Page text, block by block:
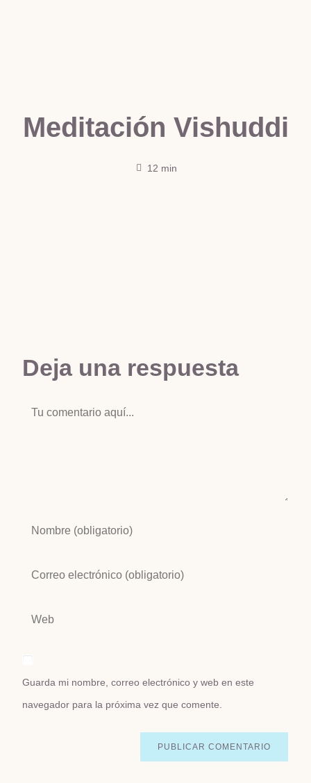
Meditación Vishuddi
12 min
Deja una respuesta
Guarda mi nombre, correo electrónico y web en este
navegador para la próxima vez que comente.